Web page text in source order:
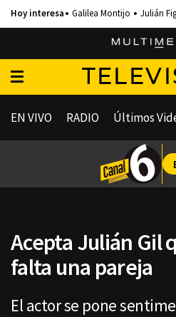
Galilea Montijo Julián
EN VIVO RADIO Últimos
Acepta Julián Gil
falta una pareja
El actor se pone